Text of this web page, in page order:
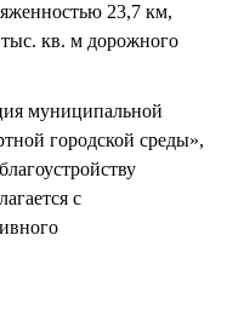
23,7 км,
кв. м дорожного
муниципальной
городской среды»,
с